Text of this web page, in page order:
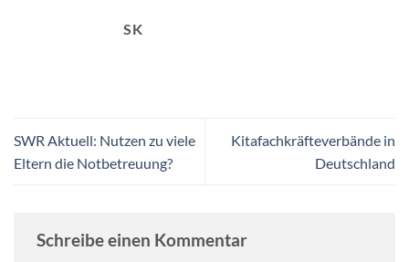
SK
SWR Aktuell: Nutzen zu viele
Eltern die Notbetreuung?
Kitafachkräfteverbände in
Deutschland
Schreibe einen Kommentar